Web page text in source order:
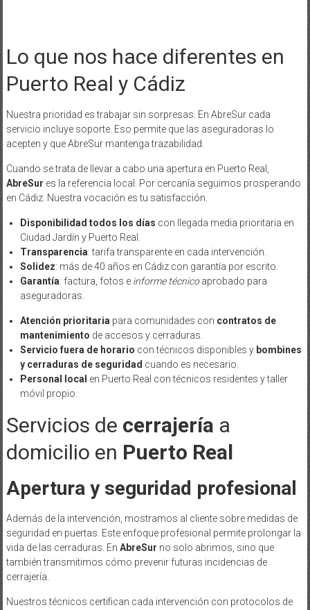
Lo que nos hace diferentes en
Puerto Real y Cádiz
Nuestra prioridad es trabajar sin sorpresas. En AbreSur cada
servicio incluye soporte. Eso permite que las aseguradoras lo
acepten y que AbreSur mantenga trazabilidad.
Cuando se trata de llevar a cabo una apertura en Puerto Real,
AbreSur es la referencia local. Por cercanía seguimos prosperando
en Cádiz. Nuestra vocación es tu satisfacción.
Disponibilidad todos los días con llegada media prioritaria en
Ciudad Jardín y Puerto Real.
Transparencia: tarifa transparente en cada intervención.
Solidez: más de 40 años en Cádiz con garantía por escrito.
Garantía: factura, fotos e informe técnicoaprobado para
aseguradoras.
Atención prioritaria para comunidades con contratos de
mantenimiento de accesos y cerraduras.
Servicio fuera de horario con técnicos disponibles y bombines
y cerraduras de seguridad cuando es necesario.
Personal local en Puerto Real con técnicos residentes y taller
móvil propio.
Servicios de cerrajería a
domicilio en Puerto Real
Apertura y seguridad profesional
Además de la intervención, mostramos al cliente sobre medidas de
seguridad en puertas. Este enfoque profesional permite prolongar la
vida de las cerraduras. En AbreSur no solo abrimos, sino que
también transmitimos cómo prevenir futuras incidencias de
cerrajería.
Nuestros técnicos certifican cada intervención con protocolos de